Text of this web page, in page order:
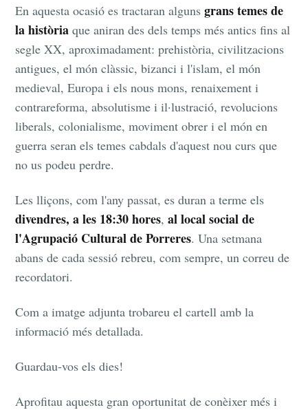
En aquesta ocasió es tractaran alguns grans temes de
la història que aniran des dels temps més antics fins al
segle XX, aproximadament: prehistòria, civilitzacions
antigues, el món clàssic, bizanci i l'islam, el món
medieval, Europa i els nous mons, renaixement i
contrareforma, absolutisme i il·lustració, revolucions
liberals, colonialisme, moviment obrer i el món en
guerra seran els temes cabdals d'aquest nou curs que
no us podeu perdre.
Les lliçons, com l'any passat, es duran a terme els
divendres, a les 18:30 hores,al local social de
l'Agrupació Cultural de Porreres. Una setmana
abans de cada sessió rebreu, com sempre, un correu de
recordatori.
Com a imatge adjunta trobareu el cartell amb la
informació més detallada.
Guardau-vos els dies!
Aprofitau aquesta gran oportunitat de conèixer més i